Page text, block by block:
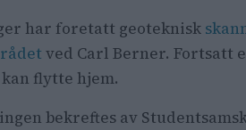
har foretatt geoteknisk
ved Carl Berner. Fortsatt
flytte hjem.
bekreftes av